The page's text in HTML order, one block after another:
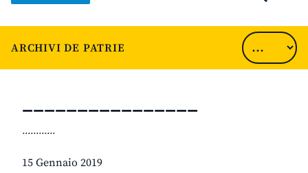
ARCHIVI DE PATRIE
________________
............
15 Gennaio 2019